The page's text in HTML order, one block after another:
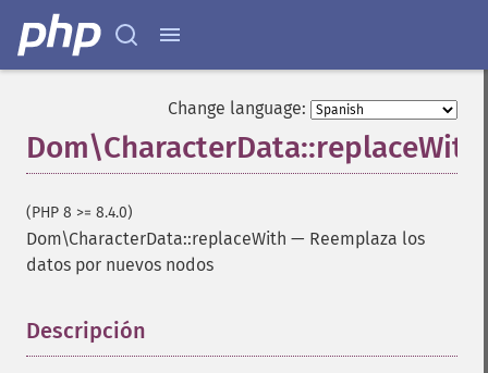
Change language:
Dom\CharacterData::replaceWith
(PHP 8 >= 8.4.0)
Dom\CharacterData::replaceWith — Reemplaza los
datos por nuevos nodos
Descripción